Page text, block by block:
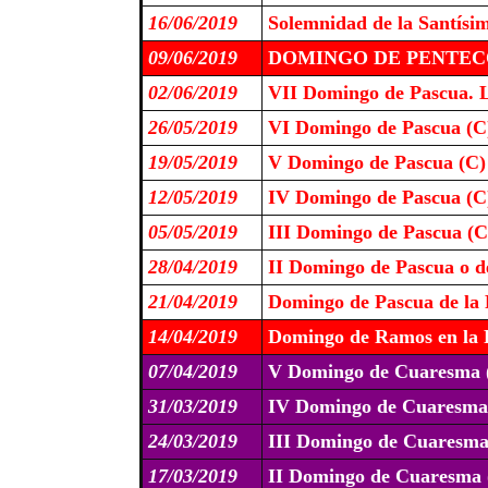
16/06/2019
Solemnidad de la
09/06/2019
DOMINGO DE
02/06/2019
VII Domingo de Pascua.
26/05/2019
VI Domingo de Pascua
19/05/2019
V Domingo de Pascua (C)
12/05/2019
IV Domingo de Pascua
05/05/2019
III Domingo de Pascua
28/04/2019
II Domingo de Pascua o
21/04/2019
Domingo de Pascua de
14/04/2019
Domingo de Ramos en la
07/04/2019
V Domingo de Cuaresma
31/03/2019
IV Domingo de
24/03/2019
III Domingo de
17/03/2019
II Domingo de Cuaresma